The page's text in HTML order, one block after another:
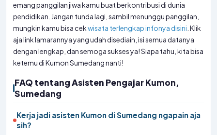
emang panggilan jiwa kamu buat berkontribusi di dunia
pendidikan. Jangan tunda lagi, sambil menunggu panggilan,
mungkin kamu bisa cekwisata terlengkap infonya disini . Klik
aja link lamarannya yang udah disediain, isi semua datanya
dengan lengkap, dan semoga sukses ya! Siapa tahu, kita bisa
ketemu di Kumon Sumedang nanti!
FAQ tentang Asisten Pengajar Kumon,
Sumedang
Kerja jadi asisten Kumon di Sumedang ngapain aja
sih?